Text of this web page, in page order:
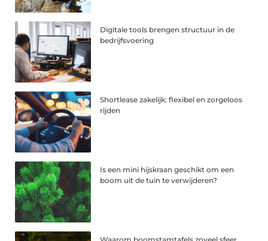
Digitale tools brengen structuur in de
bedrijfsvoering
Shortlease zakelijk: flexibel en zorgeloos
rijden
Is een mini hijskraan geschikt om een
boom uit de tuin te verwijderen?